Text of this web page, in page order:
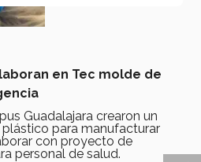
en Tec molde de
Guadalajara crearon un
para manufacturar
con proyecto de
personal de salud.